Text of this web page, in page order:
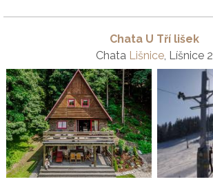
Chata U Tří lišek
Chata Lišnice, Líšnice 2